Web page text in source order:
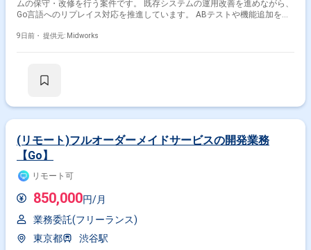
ムの保守・改修を行う案件です。 既存システムの運用改善を進めながら、
Go言語へのリプレイス対応を推進しています。 ABテストや機能追加を通
要件定義から実装、保守改修まで幅広く対応し、継続的なシステム改善を
から保守改修までの一連対応
9日前・ 提供元: Midworks
(リモート)フルオーダーメイドサービスの開発業務
【Go】
リモート可
850,000円/月
業務委託(フリーランス)
東京都
渋谷駅